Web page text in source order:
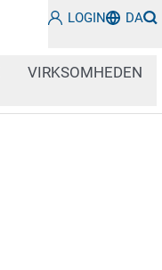
LOGIN DA
VIRKSOMHEDEN